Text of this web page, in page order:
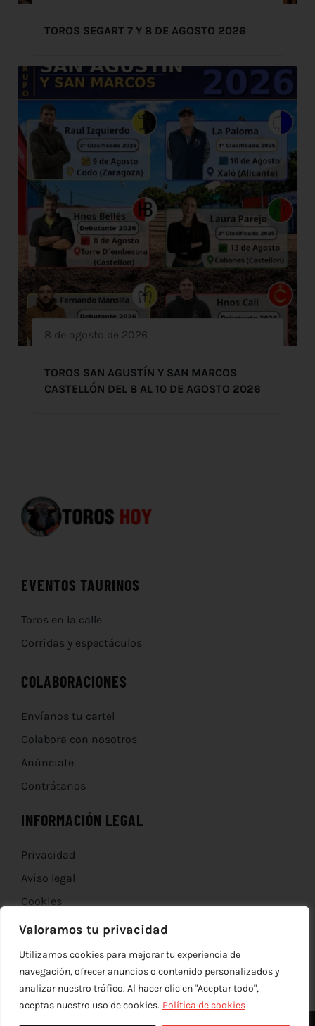
Valoramos tu privacidad
Utilizamos cookies para mejorar tu experiencia de
navegación, ofrecer anuncios o contenido personalizados y
analizar nuestro tráfico. Al hacer clic en "Aceptar todo",
aceptas nuestro uso de cookies. Política de cookies
TOROS SEGART 7 Y 8 DE AGOSTO 2026
8 de agosto de 2026
TOROS SAN AGUSTÍN Y SAN MARCOS
CASTELLÓN DEL 8 AL 10 DE AGOSTO 2026
EVENTOS TAURINOS
Toros en la calle
Corridas y espectáculos
COLABORACIONES
Envíanos tu cartel
Colabora con nosotros
Anúnciate
Contrátanos
INFORMACIÓN LEGAL
Privacidad
Aviso legal
Cookies
Devoluciones